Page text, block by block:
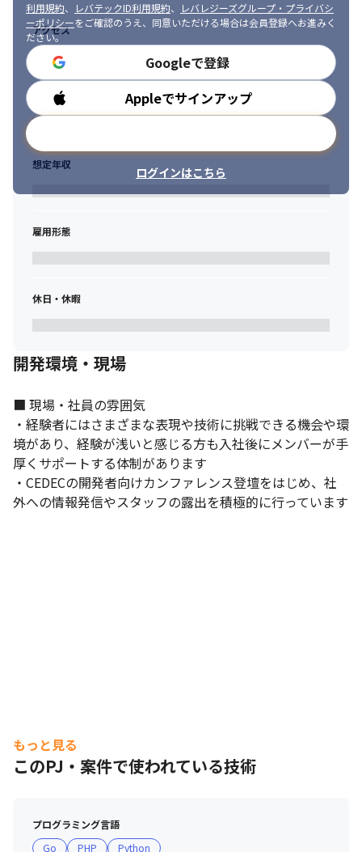
とに前向きな方
利用規約、 レバテックID利用規約、
レバレジーズグループ・プライバシ
ーポリシーをご確認のうえ、同意いただける場合は会員登録へお進みく
ださい。
Googleで登録
Appleでサインアップ
ログインはこちら
アクセス
勤務時間
想定年収
雇用形態
休日・休暇
開発環境・現場
■ 現場・社員の雰囲気
・経験者にはさまざまな表現や技術に挑戦できる機会や環
境があり、経験が浅いと感じる方も入社後にメンバーが手
厚くサポートする体制があります
・CEDECの開発者向けカンファレンス登壇をはじめ、社
外への情報発信やスタッフの露出を積極的に行っています
もっと見る
このPJ・案件で使われている技術
プログラミング言語
Go
PHP Python